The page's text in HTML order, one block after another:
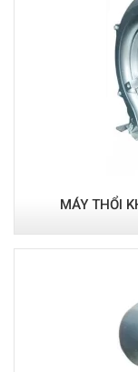
MÁY THỔI